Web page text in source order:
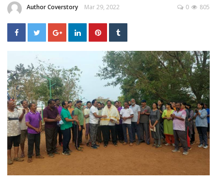
Author Coverstory Mar 29, 2022 805
0